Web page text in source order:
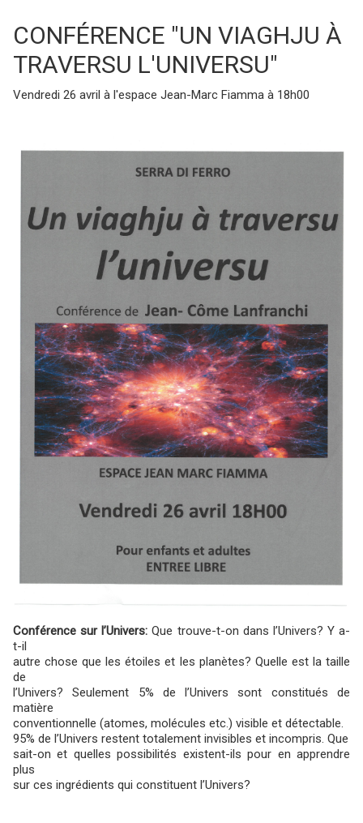
CONFÉRENCE "UN VIAGHJU À
TRAVERSU L'UNIVERSU"
Vendredi 26 avril à l'espace Jean-Marc Fiamma à 18h00
Conférence sur l’Univers: Que trouve-t-on dans l’Univers? Y a-
t-il
autre chose que les étoiles et les planètes? Quelle est la taille
de
l’Univers? Seulement 5% de l’Univers sont constitués de
matière
conventionnelle (atomes, molécules etc.) visible et détectable.
95% de l’Univers restent totalement invisibles et incompris. Que
sait-on et quelles possibilités existent-ils pour en apprendre
plus
sur ces ingrédients qui constituent l’Univers?